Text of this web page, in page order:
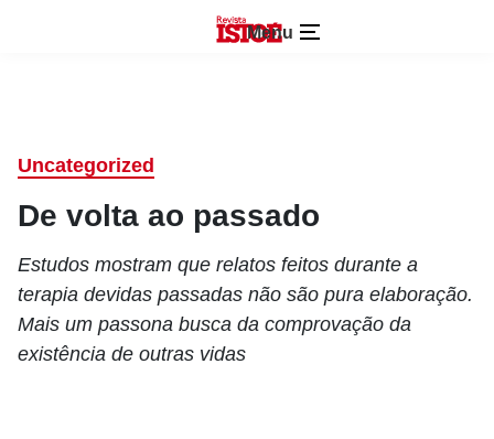
Menu
Uncategorized
De volta ao passado
Estudos mostram que relatos feitos durante a
terapia devidas passadas não são pura elaboração.
Mais um passona busca da comprovação da
existência de outras vidas